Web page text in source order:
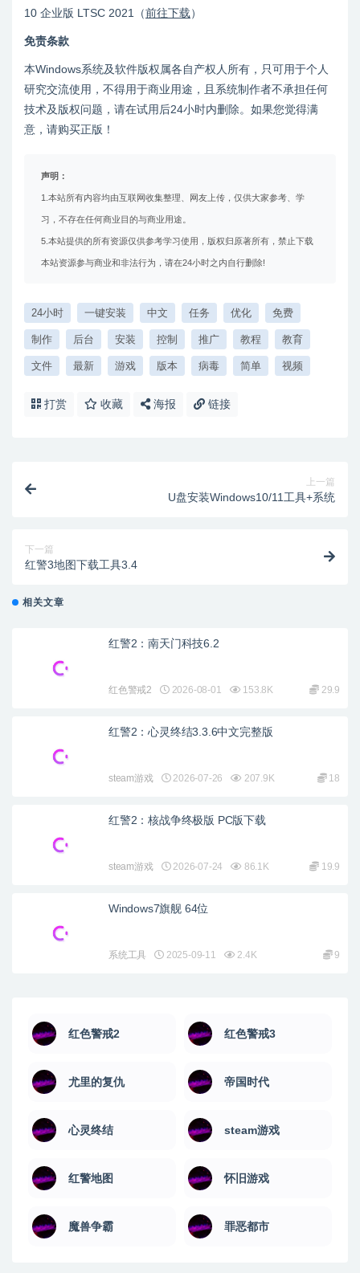
10 企业版 LTSC 2021（前往下载）
免责条款
本Windows系统及软件版权属各自产权人所有，只可用于个人
研究交流使用，不得用于商业用途，且系统制作者不承担任何
技术及版权问题，请在试用后24小时内删除。如果您觉得满
意，请购买正版！
声明：
1.本站所有内容均由互联网收集整理、网友上传，仅供大家参考、学
习，不存在任何商业目的与商业用途。
5.本站提供的所有资源仅供参考学习使用，版权归原著所有，禁止下载
本站资源参与商业和非法行为，请在24小时之内自行删除!
24小时 一键安装 中文 任务 优化 免费
制作 后台 安装 控制 推广 教程 教育
文件 最新 游戏 版本 病毒 简单 视频
打赏 收藏 海报 链接
上一篇
U盘安装Windows10/11工具+系统
下一篇
红警3地图下载工具3.4
相关文章
红警2：南天门科技6.2
红色警戒2 2026-08-01 153.8K 29.9
红警2：心灵终结3.3.6中文完整版
steam游戏 2026-07-26 207.9K 18
红警2：核战争终极版 PC版下载
steam游戏 2026-07-24 86.1K 19.9
Windows7旗舰 64位
系统工具 2025-09-11 2.4K 9
红色警戒2 红色警戒3
尤里的复仇 帝国时代
心灵终结 steam游戏
红警地图 怀旧游戏
魔兽争霸 罪恶都市